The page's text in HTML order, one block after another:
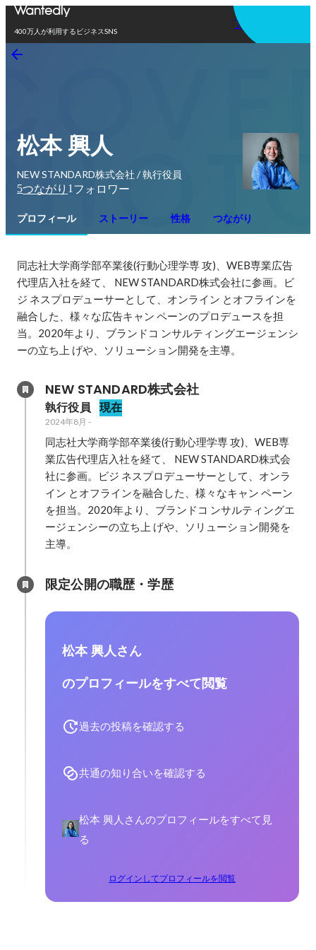
400万人が利用するビジネスSNS
アプリを使う
松本 興人
NEW STANDARD株式会社 / 執行役員
5つながり 1 フォロワー
プロフィール ストーリー 性格 つながり
同志社大学商学部卒業後(行動心理学専 攻)、WEB専業広告
代理店入社を経て、 NEW STANDARD株式会社に参画。ビ
ジ ネスプロデューサーとして、オンライン とオフラインを
融合した、様々な広告キャン ペーンのプロデュースを担
当。2020年より、ブランドコ ンサルティングエージェンシ
ーの立ち上 げや、ソリューション開発を主導。
NEW STANDARD株式会社
執行役員 現在
2024年8月 -
同志社大学商学部卒業後(行動心理学専 攻)、WEB専
業広告代理店入社を経て、 NEW STANDARD株式会
社に参画。ビジ ネスプロデューサーとして、オンラ
イン とオフラインを融合した、様々なキャン ペーン
を担当。2020年より、ブランドコ ンサルティングエ
ージェンシーの立ち上 げや、ソリューション開発を
主導。
限定公開の職歴・学歴
松本 興人さん
のプロフィールをすべて閲覧
過去の投稿を確認する
共通の知り合いを確認する
松本 興人さんのプロフィールをすべて見
る
ログインしてプロフィールを閲覧